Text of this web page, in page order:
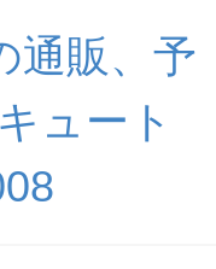
通販、予
ュート